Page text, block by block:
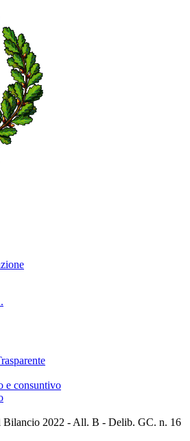
e consuntivo
Bilancio 2022 - All. B - Delib. GC. n. 16